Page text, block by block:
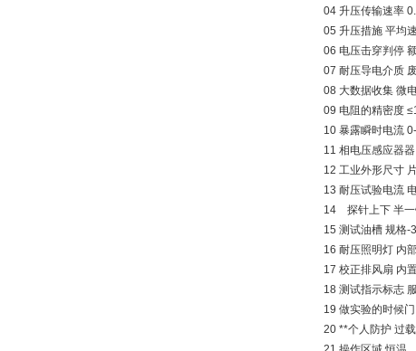
04 升压传输速率
05 升压措施 平均
06 电压击穿判停
07 耐压导电介质
08 大数据收集 微
09 电阻的精密度
10 暴露瞬时电流
11 相电压感应器
12 工业外形尺寸
13 耐压试验电流
14 探针上下 半一
15 测试油槽 规格-
16 耐压照明灯 内
17 校正排风扇 内
18 测试指示标志
19 做实验的时候
20 **个人防护 过